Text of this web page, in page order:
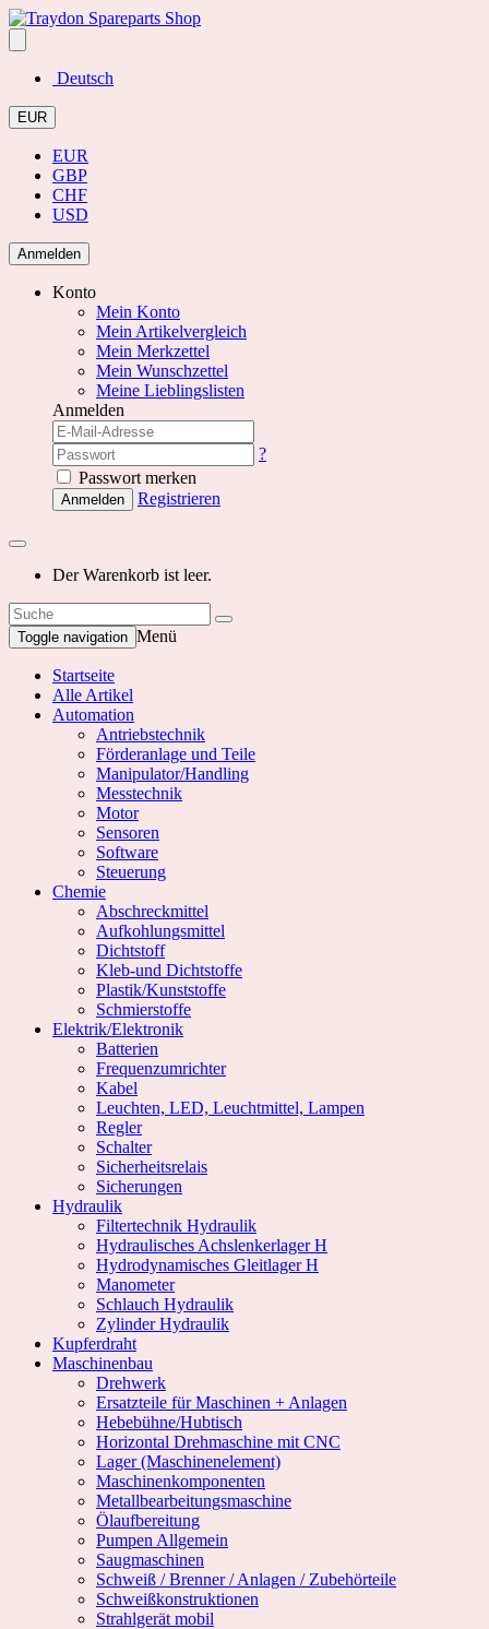
Deutsch
EUR
EUR
GBP
CHF
USD
Anmelden
Konto
Mein Konto
Mein Artikelvergleich
Mein Merkzettel
Mein Wunschzettel
Meine Lieblingslisten
Anmelden
?
Passwort merken
Anmelden Registrieren
Der Warenkorb ist leer.
Toggle navigation Menü
Startseite
Alle Artikel
Automation
Antriebstechnik
Förderanlage und Teile
Manipulator/Handling
Messtechnik
Motor
Sensoren
Software
Steuerung
Chemie
Abschreckmittel
Aufkohlungsmittel
Dichtstoff
Kleb-und Dichtstoffe
Plastik/Kunststoffe
Schmierstoffe
Elektrik/Elektronik
Batterien
Frequenzumrichter
Kabel
Leuchten, LED, Leuchtmittel, Lampen
Regler
Schalter
Sicherheitsrelais
Sicherungen
Hydraulik
Filtertechnik Hydraulik
Hydraulisches Achslenkerlager H
Hydrodynamisches Gleitlager H
Manometer
Schlauch Hydraulik
Zylinder Hydraulik
Kupferdraht
Maschinenbau
Drehwerk
Ersatzteile für Maschinen + Anlagen
Hebebühne/Hubtisch
Horizontal Drehmaschine mit CNC
Lager (Maschinenelement)
Maschinenkomponenten
Metallbearbeitungsmaschine
Ölaufbereitung
Pumpen Allgemein
Saugmaschinen
Schweiß / Brenner / Anlagen / Zubehörteile
Schweißkonstruktionen
Strahlgerät mobil